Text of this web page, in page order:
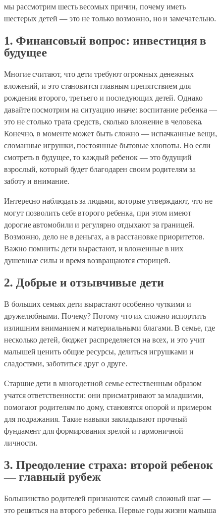
мы рассмотрим шесть весомых причин, почему иметь
шестерых детей — это не только возможно, но и замечательно.
1. Финансовый вопрос: инвестиция в
будущее
Многие считают, что дети требуют огромных денежных
вложений, и это становится главным препятствием для
рождения второго, третьего и последующих детей. Однако
давайте посмотрим на ситуацию иначе: воспитание ребенка —
это не столько трата средств, сколько вложение в человека.
Конечно, в моменте может быть сложно — испачканные вещи,
сломанные игрушки, постоянные бытовые хлопоты. Но если
смотреть в будущее, то каждый ребенок — это будущий
взрослый, который будет благодарен своим родителям за
заботу и внимание.
Интересно наблюдать за людьми, которые утверждают, что не
могут позволить себе второго ребенка, при этом имеют
дорогие автомобили и регулярно отдыхают за границей.
Возможно, дело не в деньгах, а в расстановке приоритетов.
Важно помнить: дети вырастают, и вложенные в них
душевные силы и время возвращаются сторицей.
2. Добрые и отзывчивые дети
В больших семьях дети вырастают особенно чуткими и
дружелюбными. Почему? Потому что их сложно испортить
излишним вниманием и материальными благами. В семье, где
несколько детей, бюджет распределяется на всех, и это учит
малышей ценить общие ресурсы, делиться игрушками и
сладостями, заботиться друг о друге.
Старшие дети в многодетной семье естественным образом
учатся ответственности: они присматривают за младшими,
помогают родителям по дому, становятся опорой и примером
для подражания. Такие навыки закладывают прочный
фундамент для формирования зрелой и гармоничной
личности.
3. Преодоление страха: второй ребенок
— главный рубеж
Большинство родителей признаются: самый сложный шаг —
это решиться на второго ребенка. Первые годы жизни малыша